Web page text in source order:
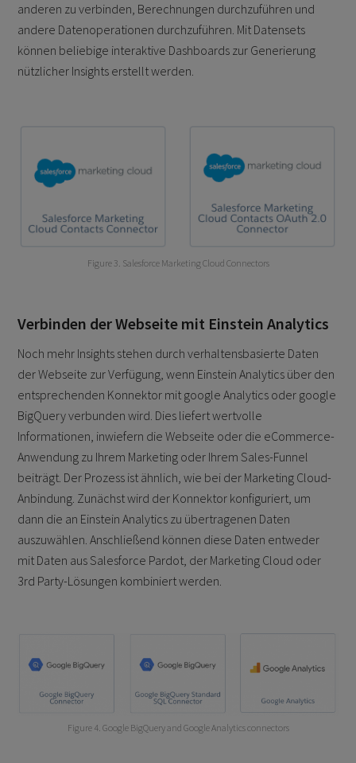
anderen zu verbinden, Berechnungen durchzuführen und
andere Datenoperationen durchzuführen. Mit Datensets
können beliebige interaktive Dashboards zur Generierung
nützlicher Insights erstellt werden.
Figure 3. Salesforce Marketing Cloud Connectors
Verbinden der Webseite mit Einstein Analytics
Noch mehr Insights stehen durch verhaltensbasierte Daten
der Webseite zur Verfügung, wenn Einstein Analytics über den
entsprechenden Konnektor mit google Analytics oder google
BigQuery verbunden wird. Dies liefert wertvolle
Informationen, inwiefern die Webseite oder die eCommerce-
Anwendung zu Ihrem Marketing oder Ihrem Sales-Funnel
beiträgt. Der Prozess ist ähnlich, wie bei der Marketing Cloud-
Anbindung. Zunächst wird der Konnektor konfiguriert, um
dann die an Einstein Analytics zu übertragenen Daten
auszuwählen. Anschließend können diese Daten entweder
mit Daten aus Salesforce Pardot, der Marketing Cloud oder
3rd Party-Lösungen kombiniert werden.
Figure 4. Google BigQuery and Google Analytics connectors